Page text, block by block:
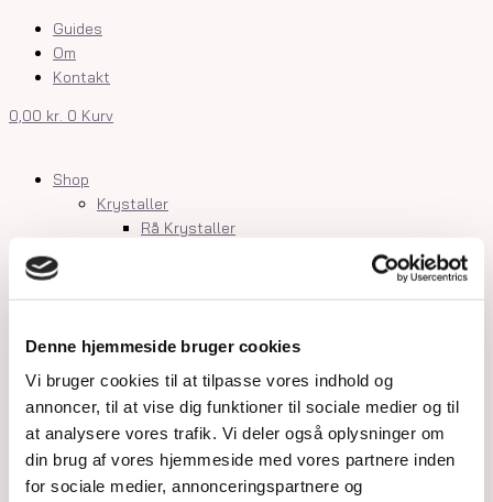
Denne hjemmeside bruger cookies
Vi bruger cookies til at tilpasse vores indhold og
annoncer, til at vise dig funktioner til sociale medier og til
at analysere vores trafik. Vi deler også oplysninger om
din brug af vores hjemmeside med vores partnere inden
for sociale medier, annonceringspartnere og
Guides
Om
Kontakt
0,00 kr. 0 Kurv
Shop
Krystaller
Rå Krystaller
Sommerfugle og kvindekroppe
Søheste, delfiner, fisk og skildpadder
Måner, stjerner og kuber
Kranier og græskar
Gua Sha og Worrystone
Lommesten
Palmstone
Tårne
Kugler